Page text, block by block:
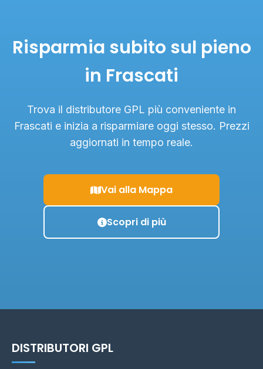
Risparmia subito sul pieno
in Frascati
Trova il distributore GPL più conveniente in
Frascati e inizia a risparmiare oggi stesso. Prezzi
aggiornati in tempo reale.
Vai alla Mappa
Scopri di più
DISTRIBUTORI GPL